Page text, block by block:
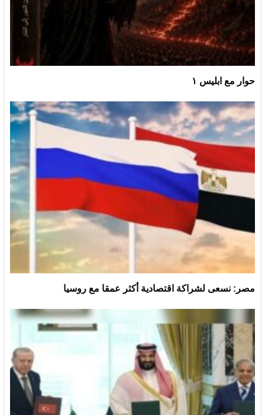
حوار مع ابليس ١
مصر: نسعى لشراكة اقتصادية أكثر عمقا مع روسيا